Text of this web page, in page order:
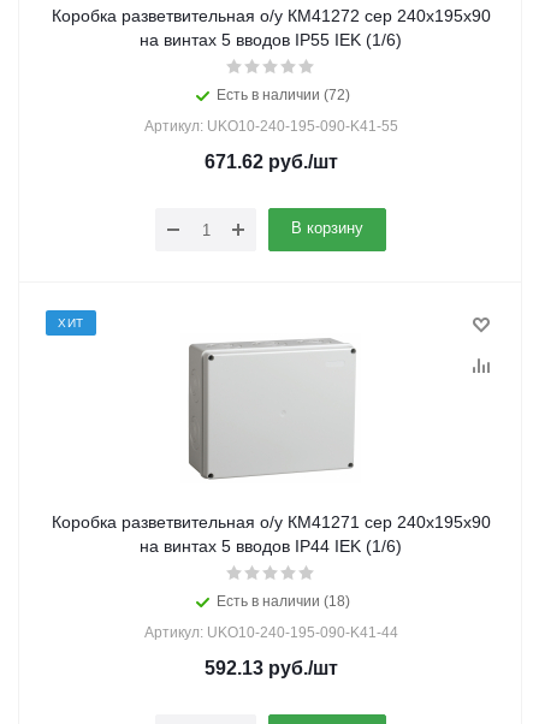
Коробка разветвительная о/у КМ41272 сер 240х195х90
на винтах 5 вводов IP55 IEK (1/6)
Есть в наличии (72)
Артикул: UKO10-240-195-090-K41-55
671.62руб./шт
В корзину
ХИТ
Коробка разветвительная о/у КМ41271 сер 240х195х90
на винтах 5 вводов IP44 IEK (1/6)
Есть в наличии (18)
Артикул: UKO10-240-195-090-K41-44
592.13руб./шт